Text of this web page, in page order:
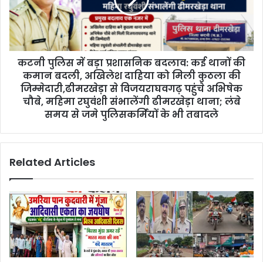
कटनी पुलिस में बड़ा प्रशासनिक बदलाव: कई थानों की
कमान बदली, अखिलेश दाहिया को मिली कुठला की
जिम्मेदारी,ढीमरखेड़ा से विजयराघवगढ़ पहुंचे अभिषेक
चौबे, महिमा रघुवंशी संभालेंगी ढीमरखेड़ा थाना; लंबे
समय से जमे पुलिसकर्मियों के भी तबादले
Related Articles